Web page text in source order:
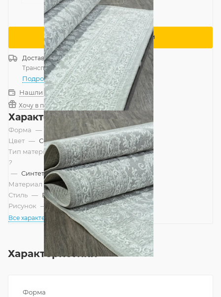
Сообщить о поступлении
ДоставкаРоссия
Транспортной компанией—бесплатно
Подробнее
Нашли дешевле?
Хочу в подарок
Характеристики
Форма —
Прямоугольник
Цвет — Серый
Тип материала
?
— Синтетический
Материал — Полипропилен
Стиль — Восточный
Рисунок — Классический
Все характеристики
Характеристики
Форма